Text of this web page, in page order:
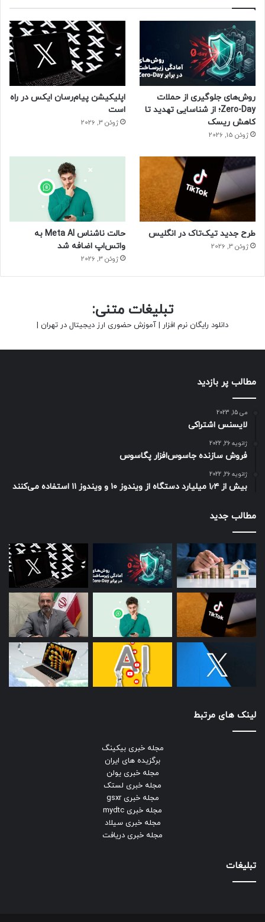
روش‌های جلوگیری از حملات
Zero-Day؛ از شناسایی تهدید تا
کاهش ریسک
ژوئن 15, 2026
اپلیکیشن پیام‌رسان ایکس در راه
است
ژوئن 3, 2026
طرح جدید تیک‌تاک در انگلیس
ژوئن 3, 2026
حالت ناشناس Meta AI به
واتس‌اپ اضافه شد
ژوئن 3, 2026
تبلیغات متنی:
دانلود رایگان نرم افزار | آموزش حضوری ارز دیجیتال در تهران |
مطالب پر بازدید
می 15, 2023
لایسنس اشتراکی
ژانویه 26, 2022
فروش سازنده جاسوس‌افزار پگاسوس
ژانویه 26, 2022
بیش از ۱٫۴ میلیارد دستگاه از ویندوز ۱۰ و ویندوز ۱۱ استفاده می‌کنند
مطالب جدید
لینک های مرتبط
مجله خبری بیکینگ
برگزیده های ایران
مجله خبری یولن
مجله خبری لستک
مجله خبری gsxr
مجله خبری mydtc
مجله خبری سیلاد
مجله خبری دریافت
تبلیغات